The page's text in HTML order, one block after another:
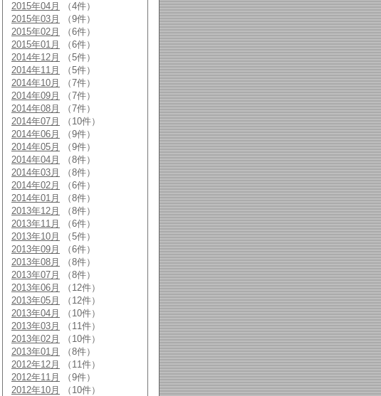
2015年04月
（4件）
2015年03月
（9件）
2015年02月
（6件）
2015年01月
（6件）
2014年12月
（5件）
2014年11月
（5件）
2014年10月
（7件）
2014年09月
（7件）
2014年08月
（7件）
2014年07月
（10件）
2014年06月
（9件）
2014年05月
（9件）
2014年04月
（8件）
2014年03月
（8件）
2014年02月
（6件）
2014年01月
（8件）
2013年12月
（8件）
2013年11月
（6件）
2013年10月
（5件）
2013年09月
（6件）
2013年08月
（8件）
2013年07月
（8件）
2013年06月
（12件）
2013年05月
（12件）
2013年04月
（10件）
2013年03月
（11件）
2013年02月
（10件）
2013年01月
（8件）
2012年12月
（11件）
2012年11月
（9件）
2012年10月
（10件）